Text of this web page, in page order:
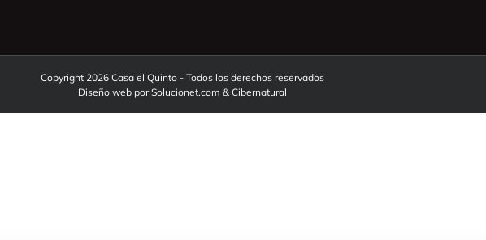
Copyright 2026 Casa el Quinto - Todos los derechos reservados
Diseño web porSolucionet.com & Cibernatural